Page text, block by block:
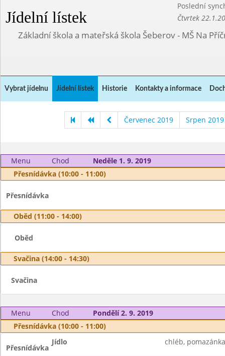
Jídelní lístek
Poslední
Čtvrtek
Základní škola a mateřská škola Šeberov - MŠ Na
Vybrat jídelnu Jídelní lístek Historie Kontakty a informace
Červenec 2019 Srpen 2019
Menu Chod
Neděle 1. 9. 2019
Přesnídávka (10:00 - 11:00)
Přesnídávka
Oběd (11:00 - 14:00)
Oběd
Svačina (14:00 - 14:30)
Svačina
Menu Chod
Pondělí 2. 9. 2019
Přesnídávka (10:00 - 11:00)
Přesnídávka
Jídlo chléb,